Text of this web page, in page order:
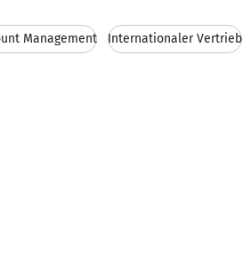
Management Internationaler Vertrieb